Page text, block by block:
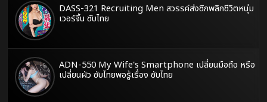
DASS-321 Recruiting Men สวรรค์ส่งซิกพลิกชีวิตหนุ่ม
เวอร์จิ้น ซับไทย
ADN-550 My Wife's Smartphone เปลี่ยนมือถือ หรือ
เปลี่ยนผัว ซับไทยพอรู้เรื่อง ซับไทย